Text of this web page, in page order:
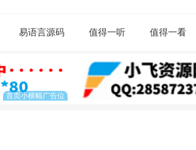
易语言源码 值得一听 值得一看